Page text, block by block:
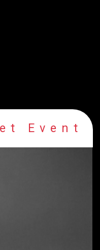
Event